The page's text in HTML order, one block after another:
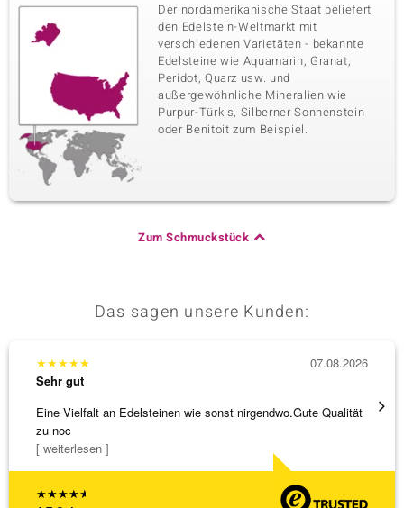
Der nordamerikanische Staat beliefert
den Edelstein-Weltmarkt mit
verschiedenen Varietäten - bekannte
Edelsteine wie Aquamarin, Granat,
Peridot, Quarz usw. und
außergewöhnliche Mineralien wie
Purpur-Türkis, Silberner Sonnenstein
oder Benitoit zum Beispiel.
Zum Schmuckstück
Das sagen unsere Kunden:
★★★★★
★★★★★
Sehr gut
Eine Vielfalt an Edelsteinen wie sonst nirgendwo.Gute Qualität
zu noc
[ weiterlesen ]
07.08.2026